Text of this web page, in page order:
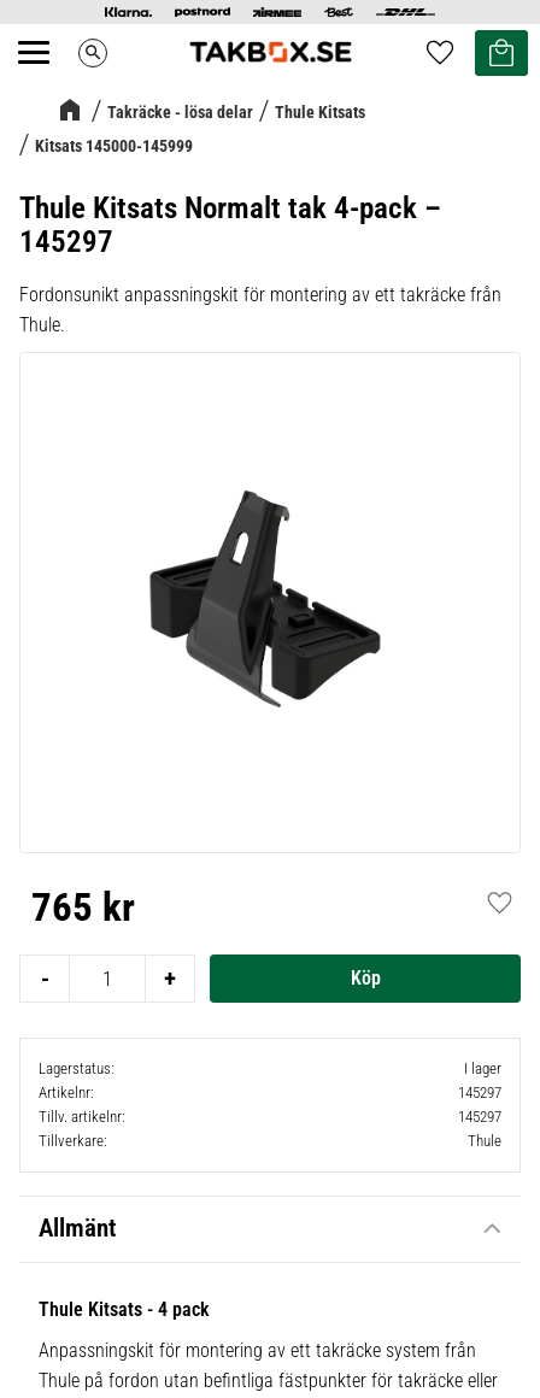
Meny search Favoriter
Kundvagn
Takräcke - lösa delar
Thule Kitsats
Kitsats 145000-145999
Thule Kitsats Normalt tak 4-pack –
145297
Fordonsunikt anpassningskit för montering av ett takräcke från
Thule.
765 kr
+
-
Lagerstatus
I lager
Artikelnr
145297
Tillv. artikelnr
145297
Tillverkare
Thule
Allmänt
Thule Kitsats - 4 pack
Anpassningskit för montering av ett takräcke system från
Thule på fordon utan befintliga fästpunkter för takräcke eller